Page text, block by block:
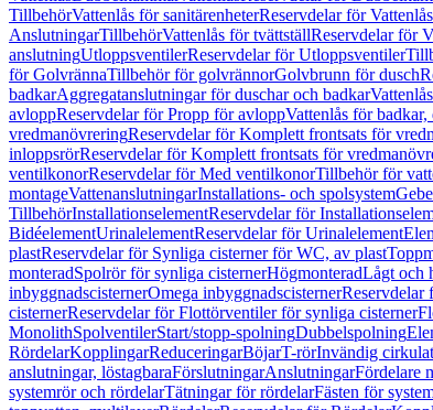
TillbehörVattenlås för sanitärenheterReservdelar för
AnslutningarTillbehörVattenlås för tvättställReservdelar för
anslutningUtloppsventilerReservdelar för Utloppsventiler
för GolvrännaTillbehör för golvrännorGolvbrunn för dusch
badkarAggregatanslutningar för duschar och badkar
avloppReservdelar för Propp för avloppVattenlås för badkar,
vredmanövreringReservdelar för Komplett frontsats för
inloppsrörReservdelar för Komplett frontsats för
ventilkonorReservdelar för Med ventilkonorTillbehör för
montageVattenanslutningarInstallations- och spolsystem
TillbehörInstallationselementReservdelar för
BidéelementUrinalelementReservdelar för Urinalelement
plastReservdelar för Synliga cisterner för WC, av plast
monteradSpolrör för synliga cisternerHögmonteradLågt och
inbyggnadscisternerOmega inbyggnadscisternerReservdelar
cisternerReservdelar för Flottörventiler för synliga cisterner
MonolithSpolventilerStart/stopp-spolningDubbelspolning
RördelarKopplingarReduceringarBöjarT-rörInvändig
anslutningar, löstagbaraFörslutningarAnslutningarFördelare
systemrör och rördelarTätningar för rördelarFästen för